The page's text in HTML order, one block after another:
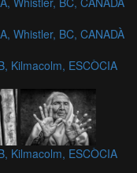
Whistler, BC, CANADÀ
Kilmacolm, ESCÒCIA
Kilmacolm, ESCÒCIA